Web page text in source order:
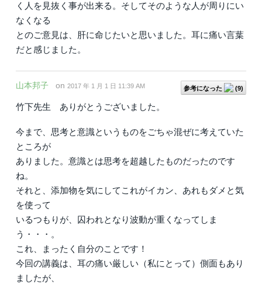
く人を見抜く事が出来る。そしてそのような人が周りにい
なくなる
とのご意見は、肝に命じたいと思いました。耳に痛い言葉
だと感じました。
参考になった (9)
山本邦子 on 2017 年 1 月 1 日 11:39 AM
竹下先生 ありがとうございました。
今まで、思考と意識というものをごちゃ混ぜに考えていた
ところが
ありました。意識とは思考を超越したものだったのです
ね。
それと、添加物を気にしてこれがイカン、あれもダメと気
を使って
いるつもりが、囚われとなり波動が重くなってしま
う・・・。
これ、まったく自分のことです！
今回の講義は、耳の痛い厳しい（私にとって）側面もあり
ましたが、